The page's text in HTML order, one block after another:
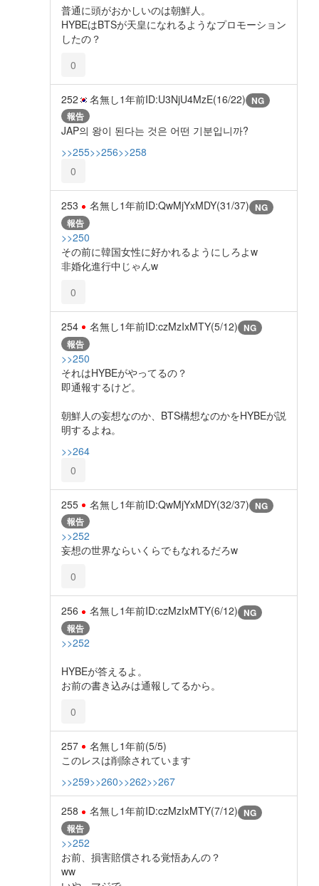
普通に頭がおかしいのは朝鮮人。
HYBEはBTSが天皇になれるようなプロモーション
したの？
0
252 名無し1年前ID:U3NjU4MzE(16/22) NG
報告
JAP의 왕이 된다는 것은 어떤 기분입니까?
>>255>>256>>258
0
253 名無し1年前ID:QwMjYxMDY(31/37) NG
報告
>>250
その前に韓国女性に好かれるようにしろよw
非婚化進行中じゃんw
0
254 名無し1年前ID:czMzIxMTY(5/12) NG
報告
>>250
それはHYBEがやってるの？
即通報するけど。
朝鮮人の妄想なのか、BTS構想なのかをHYBEが説
明するよね。
>>264
0
255 名無し1年前ID:QwMjYxMDY(32/37) NG
報告
>>252
妄想の世界ならいくらでもなれるだろw
0
256 名無し1年前ID:czMzIxMTY(6/12) NG
報告
>>252
HYBEが答えるよ。
お前の書き込みは通報してるから。
0
257 名無し1年前(5/5)
このレスは削除されています
>>259>>260>>262>>267
258 名無し1年前ID:czMzIxMTY(7/12) NG
報告
>>252
お前、損害賠償される覚悟あんの？
ww